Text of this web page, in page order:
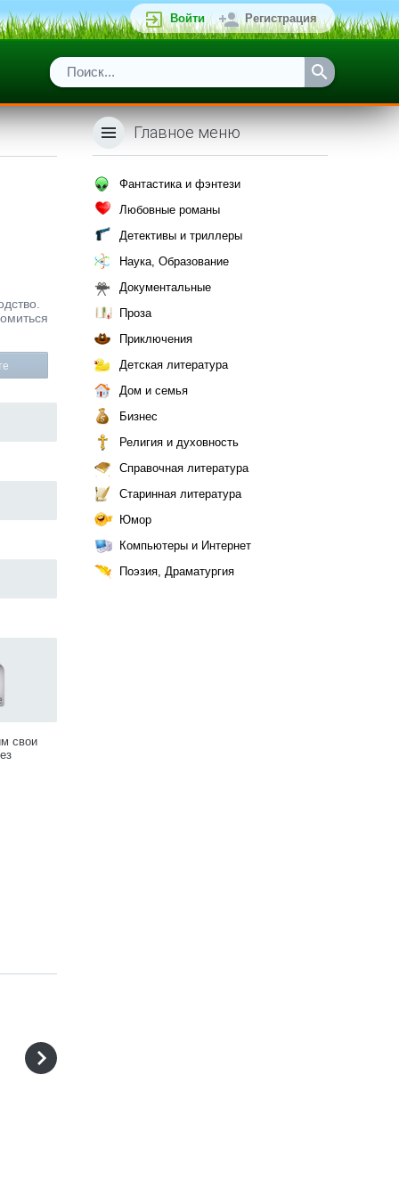
Войти Регистрация
свои
Главное меню
Фантастика и фэнтези
Любовные романы
Детективы и триллеры
Наука, Образование
Документальные
Проза
Приключения
Детская литература
Дом и семья
Бизнес
Религия и духовность
Справочная литература
Старинная литература
Юмор
Компьютеры и Интернет
Поэзия, Драматургия